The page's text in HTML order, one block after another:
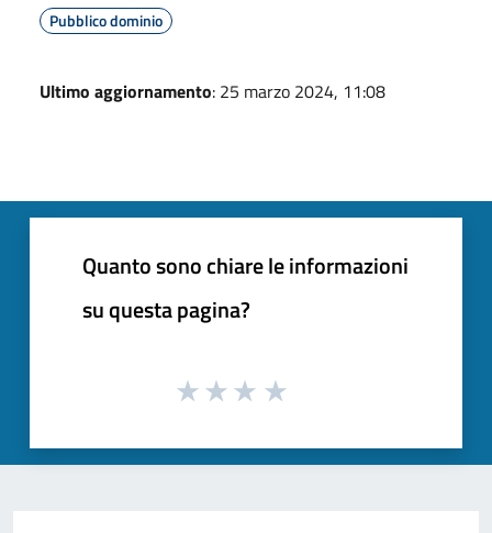
Pubblico dominio
Ultimo aggiornamento: 25 marzo 2024, 11:08
Quanto sono chiare le informazioni
su questa pagina?